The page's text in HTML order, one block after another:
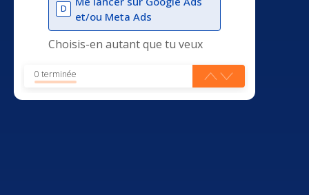
D
et/ou Meta Ads
Choisis-en autant que tu veux
0 terminée